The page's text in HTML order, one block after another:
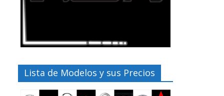
Lista de Modelos y sus Precios